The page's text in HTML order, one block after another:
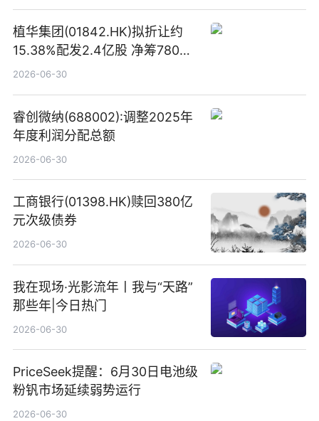
植华集团(01842.HK)拟折让约
15.38%配发2.4亿股 净筹780万
港元
2026-06-30
睿创微纳(688002):调整2025年
年度利润分配总额
2026-06-30
工商银行(01398.HK)赎回380亿
元次级债券
2026-06-30
我在现场·光影流年丨我与“天路”
那些年|今日热门
2026-06-30
PriceSeek提醒：6月30日电池级
粉钒市场延续弱势运行
2026-06-30